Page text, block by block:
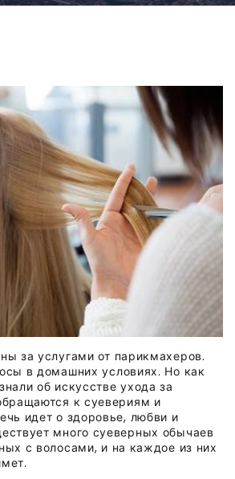
за услугами от парикмахеров.
в домашних условиях. Но как
об искусстве ухода за
к суевериям и
идет о здоровье, любви и
много суеверных обычаев
с волосами, и на каждое из них